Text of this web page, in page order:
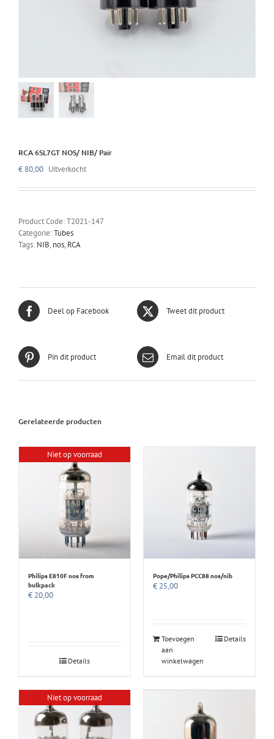
RCA 6SL7GT NOS/ NIB/ Pair
€ 80,00 Uitverkocht
Product Code:T2021-147
Categorie:Tubes
Tags: NIB, nos, RCA
Deel op Facebook Tweet dit product
Pin dit product Email dit product
Gerelateerde producten
Niet op voorraad
Philips E810F nos from
bulkpack
€ 20,00
Details
Pope/Philips PCC88 nos/nib
€ 25,00
Toevoegen
aan
winkelwagen
Details
Niet op voorraad